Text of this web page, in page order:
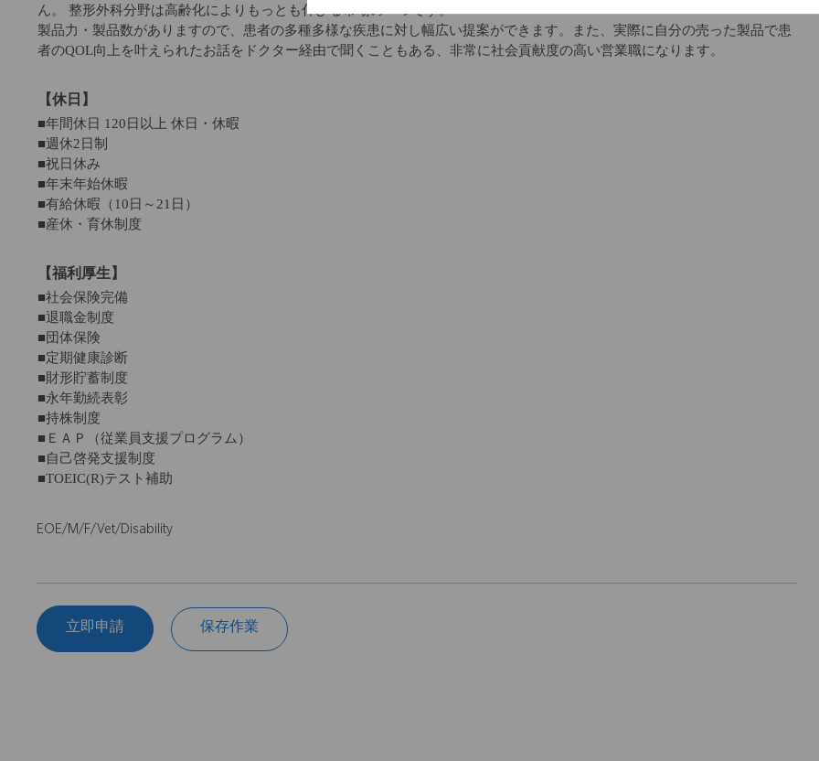
ん。 整形外科分野は高齢化によりもっとも伸びる市場の一つです。
製品力・製品数がありますので、患者の多種多様な疾患に対し幅広い提案ができます。また、実際に自分の売った製品で患
者のQOL向上を叶えられたお話をドクター経由で聞くこともある、非常に社会貢献度の高い営業職になります。
【休日】
■年間休日 120日以上 休日・休暇
■週休2日制
■祝日休み
■年末年始休暇
■有給休暇（10日～21日）
■産休・育休制度
【福利厚生】
■社会保険完備
■退職金制度
■団体保険
■定期健康診断
■財形貯蓄制度
■永年勤続表彰
■持株制度
■ＥＡＰ（従業員支援プログラム）
■自己啓発支援制度
■TOEIC(R)テスト補助
EOE/M/F/Vet/Disability
立即申請 保存作業